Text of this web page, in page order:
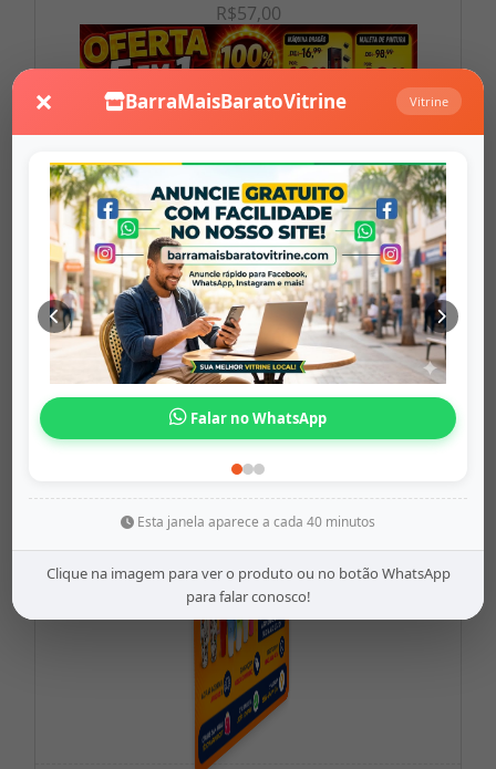
× BarraMaisBaratoVitrine Vitrine
Falar no WhatsApp
Esta janela aparece a cada 40 minutos
Clique na imagem para ver o produto ou no botão WhatsApp
para falar conosco!
R$57,00
Cola Bastão...
barramaisbaratovitrine
Origem: barramaisbaratovitrine
Share Twitter
R$8,99